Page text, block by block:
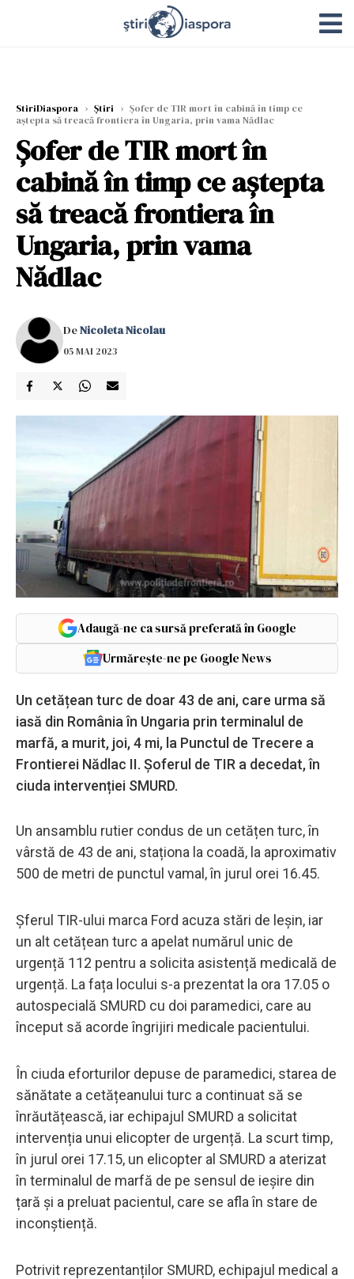
StiriDiaspora › Știri › Șofer de TIR mort în cabină în timp ce
aștepta să treacă frontiera în Ungaria, prin vama Nădlac
Șofer de TIR mort în
cabină în timp ce aștepta
să treacă frontiera în
Ungaria, prin vama
Nădlac
DeNicoleta Nicolau
05 MAI 2023
Adaugă-ne ca sursă preferată în Google
Urmărește-ne pe Google News
Un cetățean turc de doar 43 de ani, care urma să
iasă din România în Ungaria prin terminalul de
marfă, a murit, joi, 4 mi, la Punctul de Trecere a
Frontierei Nădlac II. Șoferul de TIR a decedat, în
ciuda intervenției SMURD.
Un ansamblu rutier condus de un cetățen turc, în
vârstă de 43 de ani, staționa la coadă, la aproximativ
500 de metri de punctul vamal, în jurul orei 16.45.
Șferul TIR-ului marca Ford acuza stări de leșin, iar
un alt cetățean turc a apelat numărul unic de
urgență 112 pentru a solicita asistență medicală de
urgență. La fața locului s-a prezentat la ora 17.05 o
autospecială SMURD cu doi paramedici, care au
început să acorde îngrijiri medicale pacientului.
În ciuda eforturilor depuse de paramedici, starea de
sănătate a cetățeanului turc a continuat să se
înrăutățească, iar echipajul SMURD a solicitat
intervenția unui elicopter de urgență. La scurt timp,
în jurul orei 17.15, un elicopter al SMURD a aterizat
în terminalul de marfă de pe sensul de ieșire din
țară și a preluat pacientul, care se afla în stare de
inconștiență.
Potrivit reprezentanților SMURD, echipajul medical a